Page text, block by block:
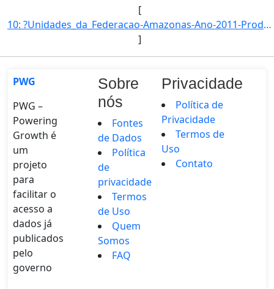
[
10: ?Unidades_da_Federacao-Amazonas-Ano-2011-Producao_de_LGN_(mil_barris)-6559-542212}]
]
PWG
PWG –
Powering
Growth é
um
projeto
para
facilitar o
acesso a
dados já
publicados
pelo
governo
Sobre
nós
Fontes
de Dados
Política
de
privacidade
Termos
de Uso
Quem
Somos
FAQ
Privacidade
Política de
Privacidade
Termos de
Uso
Contato